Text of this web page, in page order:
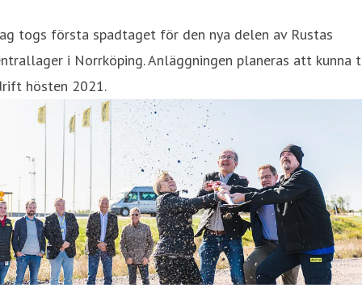
togs första spadtaget för den nya delen av Rustas
i Norrköping. Anläggningen planeras att kunna
hösten 2021.